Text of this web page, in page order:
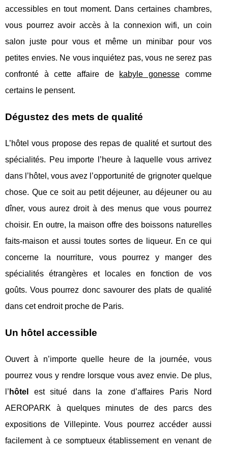
accessibles en tout moment. Dans certaines chambres,
vous pourrez avoir accès à la connexion wifi, un coin
salon juste pour vous et même un minibar pour vos
petites envies. Ne vous inquiétez pas, vous ne serez pas
confronté à cette affaire de
kabyle gonessecomme
certains le pensent.
Dégustez des mets de qualité
L’hôtel vous propose des repas de qualité et surtout des
spécialités. Peu importe l’heure à laquelle vous arrivez
dans l’hôtel, vous avez l’opportunité de grignoter quelque
chose. Que ce soit au petit déjeuner, au déjeuner ou au
dîner, vous aurez droit à des menus que vous pourrez
choisir. En outre, la maison offre des boissons naturelles
faits-maison et aussi toutes sortes de liqueur. En ce qui
concerne la nourriture, vous pourrez y manger des
spécialités étrangères et locales en fonction de vos
goûts. Vous pourrez donc savourer des plats de qualité
dans cet endroit proche de Paris.
Un hôtel accessible
Ouvert à n’importe quelle heure de la journée, vous
pourrez vous y rendre lorsque vous avez envie. De plus,
l’ hôtel
est situé dans la zone d’affaires Paris Nord
AEROPARK à quelques minutes de des parcs des
expositions de Villepinte. Vous pourrez accéder aussi
facilement à ce somptueux établissement en venant de